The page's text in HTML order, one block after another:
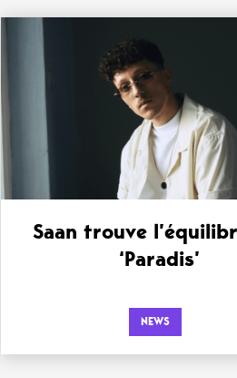
Saan trouve
‘Paradis’
NEWS